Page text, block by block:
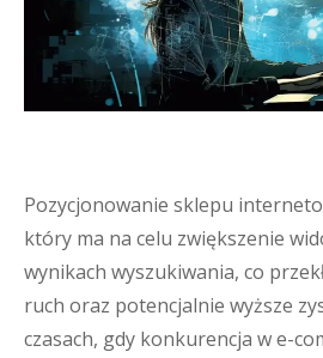
Pozycjonowanie sklepu
który ma na celu zwiększenie
wynikach wyszukiwania, co
ruch oraz potencjalnie wyższe
czasach, gdy konkurencja w e-